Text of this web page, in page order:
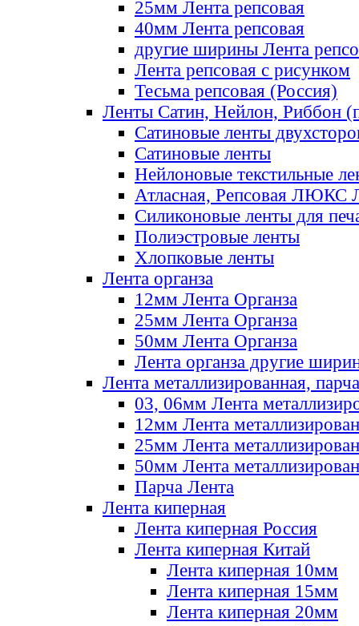
25мм Лента репсовая
40мм Лента репсовая
другие ширины Лента
Лента репсовая с рисунком
Тесьма репсовая (Россия)
Ленты Сатин, Нейлон, Риббон
Сатиновые ленты
Сатиновые ленты
Нейлоновые текстильные
Атласная, Репсовая ЛЮКС
Силиконовые ленты для
Полиэстровые ленты
Хлопковые ленты
Лента органза
12мм Лента Органза
25мм Лента Органза
50мм Лента Органза
Лента органза другие
Лента металлизированная, парча
03, 06мм Лента
12мм Лента
25мм Лента
50мм Лента
Парча Лента
Лента киперная
Лента киперная Россия
Лента киперная Китай
Лента киперная 10мм
Лента киперная 15мм
Лента киперная 20мм